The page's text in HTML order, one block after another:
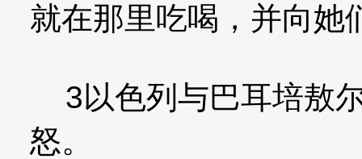
就在那里吃喝，并向她
3以色列与巴耳培敖
怒。